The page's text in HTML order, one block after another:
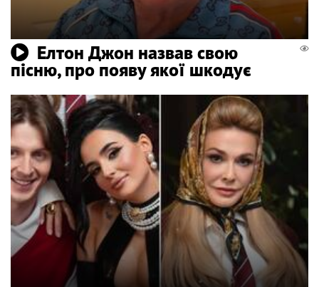
Елтон Джон назвав свою
пісню, про появу якої шкодує